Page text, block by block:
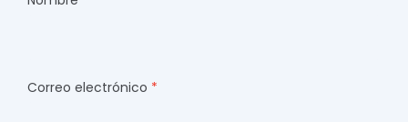
Correo electrónico